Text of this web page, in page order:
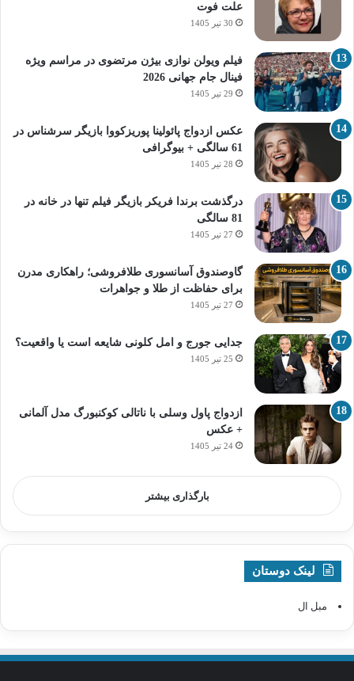
علت فوت
30 تیر 1405
فیلم ویولن نوازی بیژن مرتضوی در مراسم ویژه
فینال جام جهانی 2026
29 تیر 1405
عکس ازدواج پائولینا پوریزکووا بازیگر سرشناس در
61 سالگی + بیوگرافی
28 تیر 1405
درگذشت برندا فریکر بازیگر فیلم تنها در خانه در
81 سالگی
27 تیر 1405
گاوصندوق آسانسوری طلافروشی؛ راهکاری مدرن
برای حفاظت از طلا و جواهرات
27 تیر 1405
جدایی جورج و امل کلونی شایعه است یا واقعیت؟
25 تیر 1405
ازدواج پاول وسلی با ناتالی کوکنبورگ مدل آلمانی
+ عکس
24 تیر 1405
بارگذاری بیشتر
لینک دوستان
مبل ال